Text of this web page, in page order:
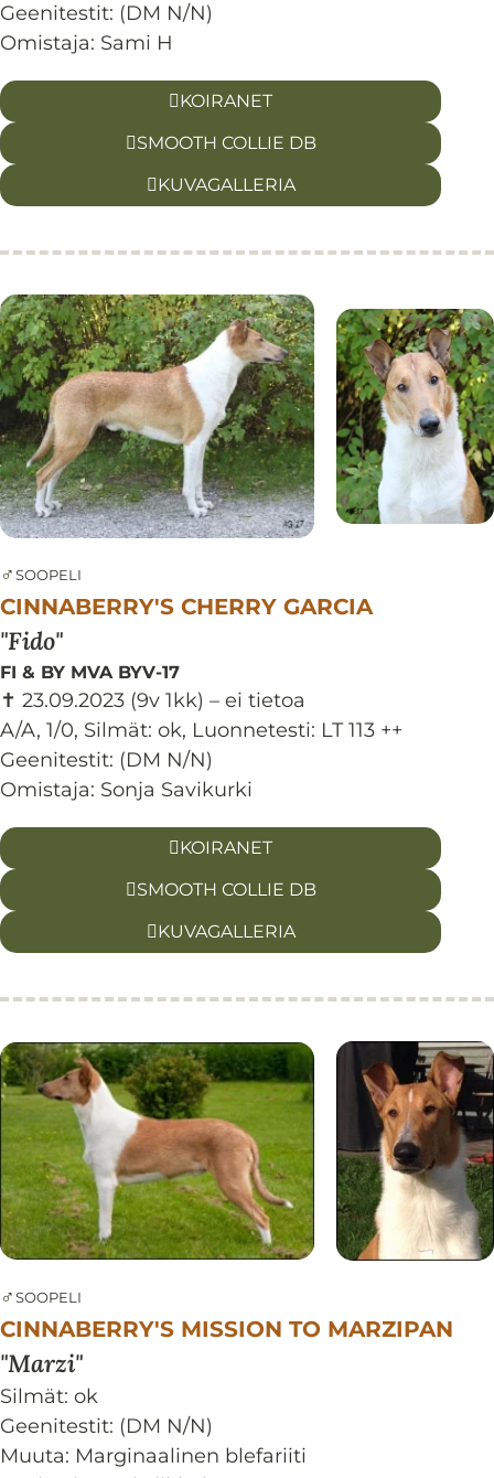
Geenitestit: (DM N/N)
Omistaja: Sami H
KOIRANET
SMOOTH COLLIE DB
KUVAGALLERIA
♂SOOPELI
CINNABERRY'S CHERRY GARCIA
Fido
FI & BY MVA BYV-17
✝ 23.09.2023 (9v 1kk) – ei tietoa
A/A, 1/0, Silmät: ok, Luonnetesti: LT 113 ++
Geenitestit: (DM N/N)
Omistaja: Sonja Savikurki
KOIRANET
SMOOTH COLLIE DB
KUVAGALLERIA
♂SOOPELI
CINNABERRY'S MISSION TO MARZIPAN
Marzi
Silmät: ok
Geenitestit: (DM N/N)
Muuta: Marginaalinen blefariiti